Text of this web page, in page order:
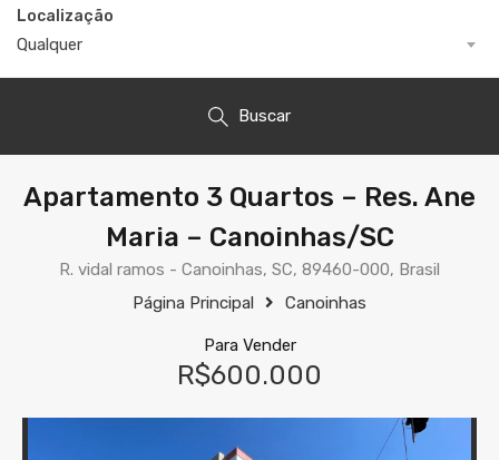
Localização
Qualquer
Buscar
Apartamento 3 Quartos – Res. Ane
Maria – Canoinhas/SC
R. vidal ramos - Canoinhas, SC, 89460-000, Brasil
Página Principal
Canoinhas
Para Vender
R$600.000